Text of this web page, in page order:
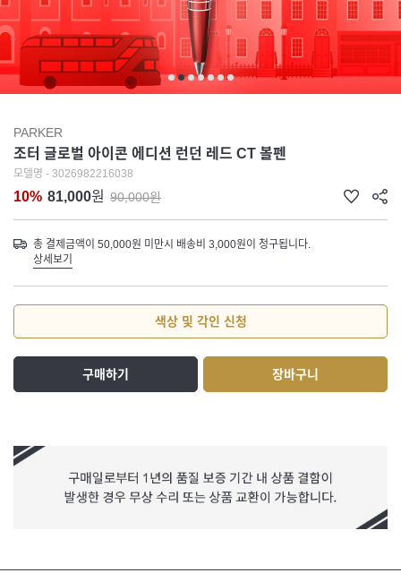
PARKER
조터 글로벌 아이콘 에디션 런던 레드 CT 볼펜
모델명 - 3026982216038
10% 81,000원 90,000원
총 결제금액이 50,000원 미만시 배송비 3,000원이 청구됩니다.
상세보기
색상 및 각인 신청
구매하기 장바구니